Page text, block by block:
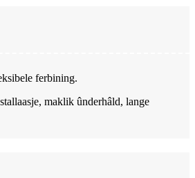
ferbining.
maklik ûnderhâld, lange